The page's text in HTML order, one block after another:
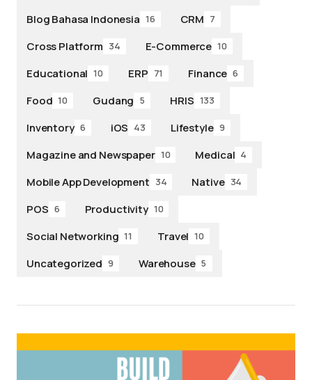
Blog Bahasa Indonesia 16 CRM 7
Cross Platform 34 E-Commerce 10
Educational 10 ERP 71 Finance 6
Food 10 Gudang 5 HRIS 133
Inventory 6 iOS 43 Lifestyle 9
Magazine and Newspaper 10 Medical 4
Mobile App Development 34 Native 34
POS 6 Productivity 10
Social Networking 11 Travel 10
Uncategorized 9 Warehouse 5